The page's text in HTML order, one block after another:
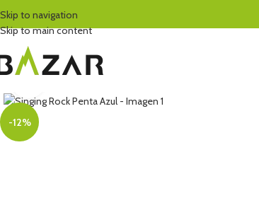
Skip to navigation
Skip to main content
-12%